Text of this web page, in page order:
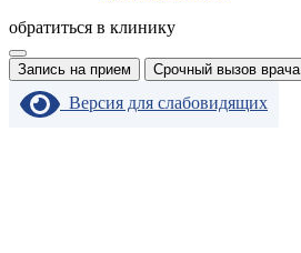
обратиться в клинику
Запись на прием Срочный вызов врача
Версия для слабовидящих